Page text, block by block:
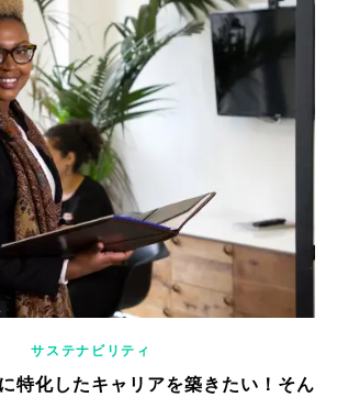
サステナビリティ
特化したキャリアを築きたい！そん